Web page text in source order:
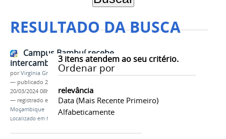
RESULTADO DA BUSCA
3itens atendem ao seu critério.
Ordenar por
relevância
Data (mais Recente Primeiro)
Alfabeticamente
Campus Bambuí recebe
intercambistas de Moçambique
porVirgínia Graziela Fonseca Barbosa
— publicado 27/11/2018
20/03/2024 08h52
— registrado em:
Campus Bambuí,intercâmbio,
Moçambique
Localizado em Notícias